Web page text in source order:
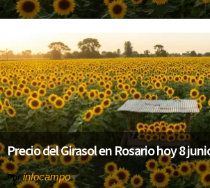
Precio del Girasol en Rosario hoy 8
Porinfocampo